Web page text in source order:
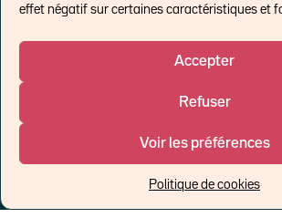
effet négatif sur certaines caractéristiques et
Accepter
Refuser
Voir les préférences
Politique de cookies
Economistes
Think tank
Banques centrales